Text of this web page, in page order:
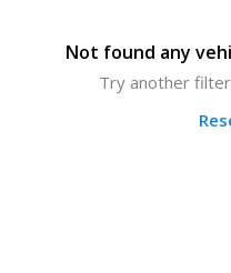
Not found any
Try another